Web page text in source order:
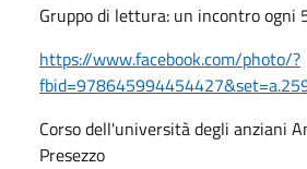
Gruppo di lettura: un incontro ogni
https://www.facebook.com/photo/?
Corso dell'università degli anziani
Presezzo